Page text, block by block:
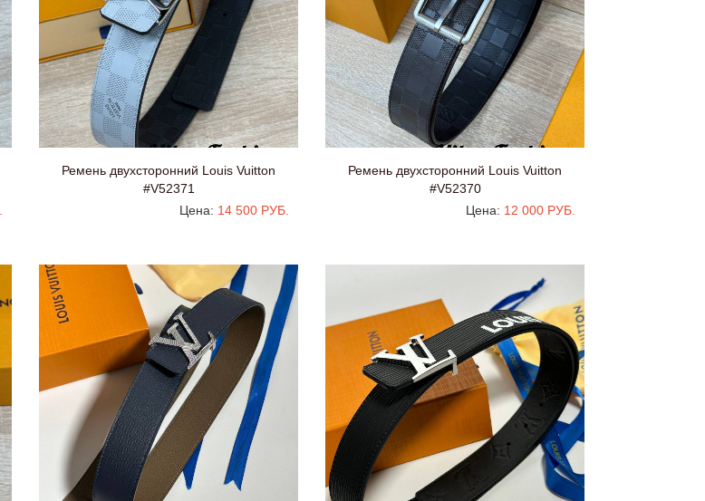
Ремень двухсторонний Louis Vuitton
#V52371
Цена: 14 500 РУБ.
Ремень двухсторонний Louis Vuitton
#V52370
Цена: 12 000 РУБ.